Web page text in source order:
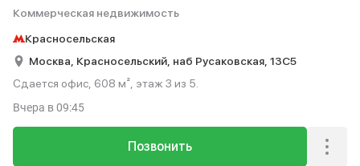
Коммерческая недвижимость
Красносельская
Москва, Красносельский, наб Русаковская, 13С5
Сдается офис, 608 м², этаж 3 из 5.
Позвонить
Вчера в 09:45